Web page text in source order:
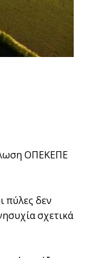
ΟΠΕΚΕΠΕ
πύλες δεν
σχετικά